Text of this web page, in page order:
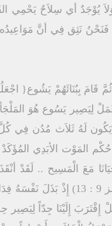
يُوْجَدٌ أي سِلاَحٌ يَحْمِي
فَنَحْنُ نَثِق فِي أنَّ
بِبُنَائَهُمْ يَشُوع{
تَمَّمْ وَعَمَلْ لِيَصِير يَسُوع
لَهُ ثَلاَث مُدُن فِي كُلَّ
المَوْت الأبَدِي المُؤَكَدْ
مَعَ الْمَسِيح .. لَقَدْ
المَوْت المَمْدُودِينْ لِلقَتْلِ ( أم 24 : 11)